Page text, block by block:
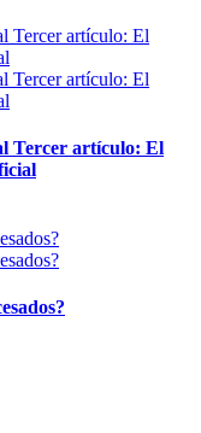
Tercer artículo: El